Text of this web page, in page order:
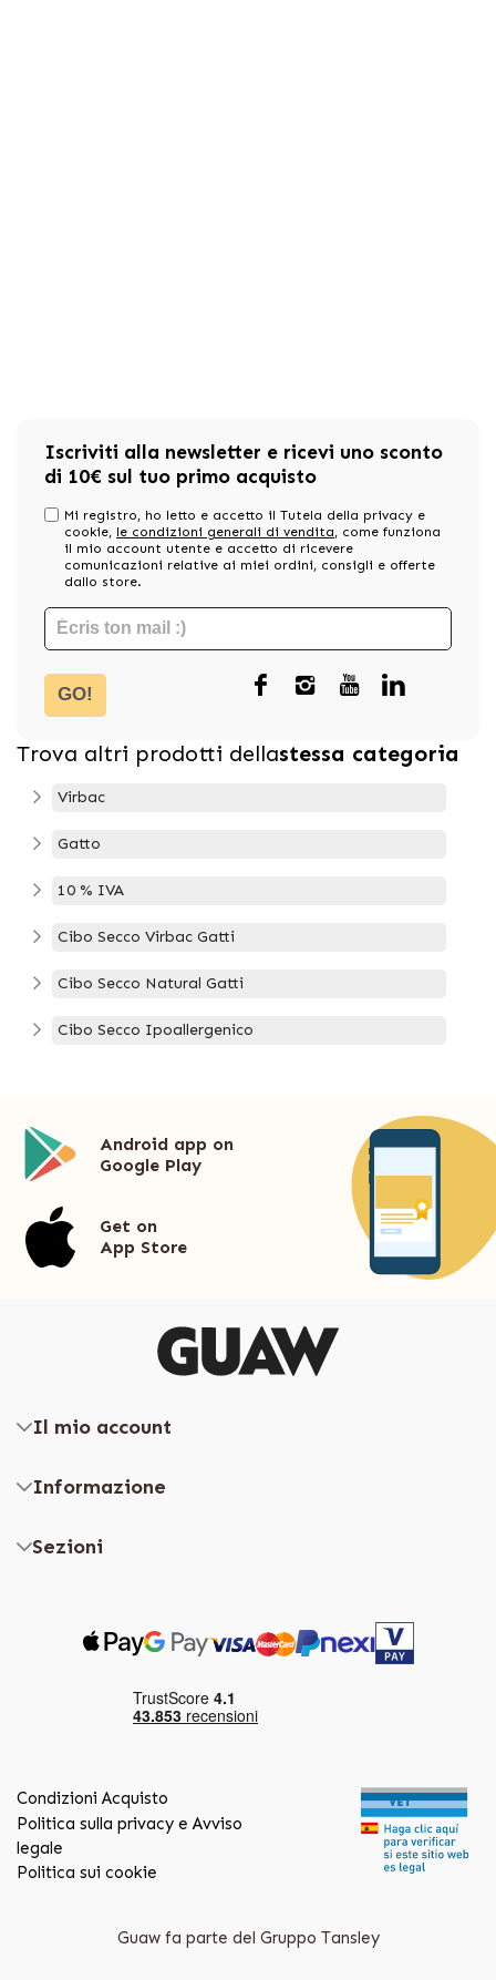
Iscriviti alla newsletter e ricevi uno sconto
di 10€ sul tuo primo acquisto
Mi registro, ho letto e accetto il Tutela della privacy e
cookie, le condizioni generali di vendita, come funziona
il mio account utente e accetto di ricevere
comunicazioni relative ai miei ordini, consigli e offerte
dallo store.
GO!
Trova altri prodotti dellastessa categoria
Virbac
Gatto
10 % IVA
Cibo Secco Virbac Gatti
Cibo Secco Natural Gatti
Cibo Secco Ipoallergenico
Android app on
Google Play
Get on
App Store
Il mio account
Informazione
Sezioni
Condizioni Acquisto
Politica sulla privacy e Avviso
legale
Politica sui cookie
Guaw fa parte del Gruppo Tansley